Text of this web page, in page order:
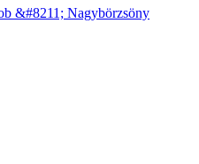
&#8211; Nagybörzsöny